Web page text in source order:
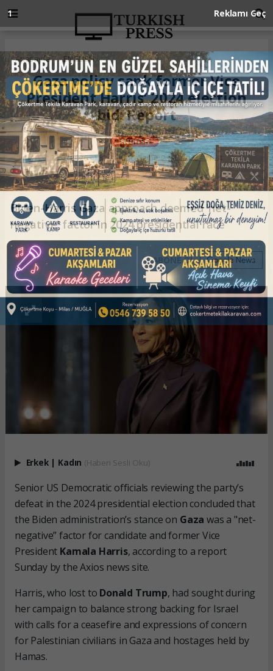
Anasayfa ENGLISH
Gaza policy sank former Vice
President Harris’ 2024 election
bid: Report
ENGLISH
23.02.2026 - 11:24, Güncelleme: 23.02.2026 - 11:24
Biden-Harris Gaza approach deemed 'net-
negative' factor in 2024 presidential race
ABONE OL
Erkek | Kadın (Haberi Sesli Oku)
Senior US Democratic officials reviewing the party’s
defeat in the 2024 presidential election concluded that
the Biden administration’s stance on Gaza was a "net-
negative” factor for candidate and former Vice
President Kamala Harris, according to a report
Sunday by the Axios news site.
Harris, who lost to Donald Trump, had sought during
her campaign to balance strong backing for Israel
with calls for a ceasefire and expressions of concern
for Palestinian civilians in Gaza and hostages held by
Hamas.